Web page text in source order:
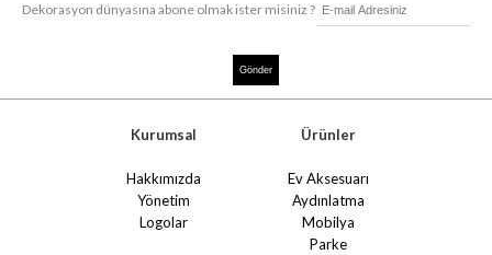
Dekorasyon dünyasına abone olmak ister misiniz ?
Kurumsal
Hakkımızda
Yönetim
Logolar
Ürünler
Ev Aksesuarı
Aydınlatma
Mobilya
Parke